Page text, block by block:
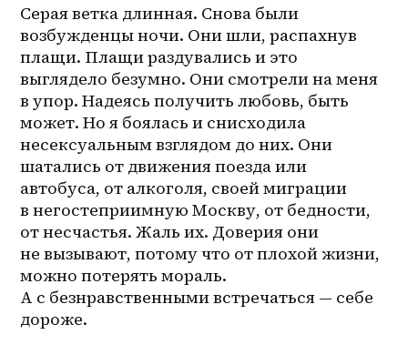
Серая ветка длинная. Снова были
возбужденцы ночи. Они шли, распахнув
плащи. Плащи раздувались и это
выглядело безумно. Они смотрели на меня
в упор. Надеясь получить любовь, быть
может. Но я боялась и снисходила
несексуальным взглядом до них. Они
шатались от движения поезда или
автобуса, от алкоголя, своей миграции
в негостеприимную Москву, от бедности,
от несчастья. Жаль их. Доверия они
не вызывают, потому что от плохой жизни,
можно потерять мораль.
А с безнравственными встречаться — себе
дороже.